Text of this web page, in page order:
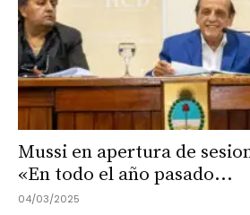
Mussi en apertura de
«En todo el año pasado...
04/03/2025